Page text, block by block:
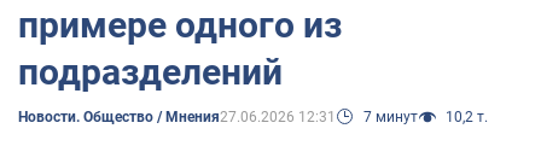
примере одного из
подразделений
Новости. Общество / Мнения27.06.2026 12:31 7 минут 10,2 т.